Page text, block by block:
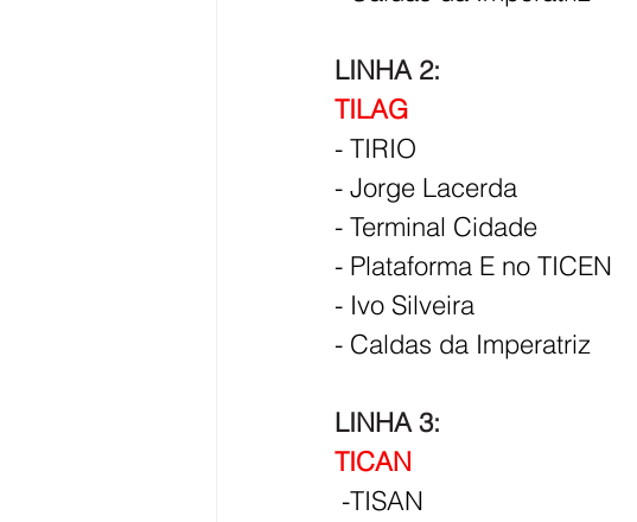
LINHA 2:
TILAG
- TIRIO
- Jorge Lacerda
- Terminal Cidade
- Plataforma E no TICEN
- Ivo Silveira
- Caldas da Imperatriz
LINHA 3:
TICAN
-TISAN